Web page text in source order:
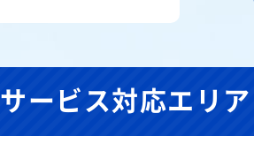
サービス対応エリア